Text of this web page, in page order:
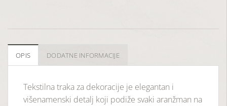
OPIS DODATNE INFORMACIJE
Tekstilna traka za dekoracije je elegantan i
višenamenski detalj koji podiže svaki aranžman na